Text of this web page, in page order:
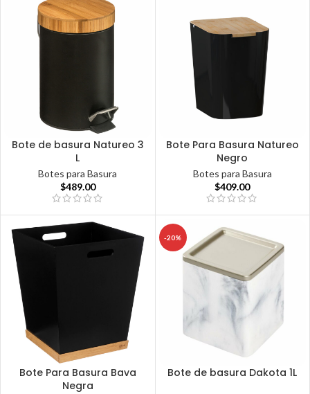
Bote de basura Natureo 3
L
Botes para Basura
$489.00
Bote Para Basura Natureo
Negro
Botes para Basura
$409.00
Bote Para Basura Bava
Negra
-20%
Bote de basura Dakota 1L